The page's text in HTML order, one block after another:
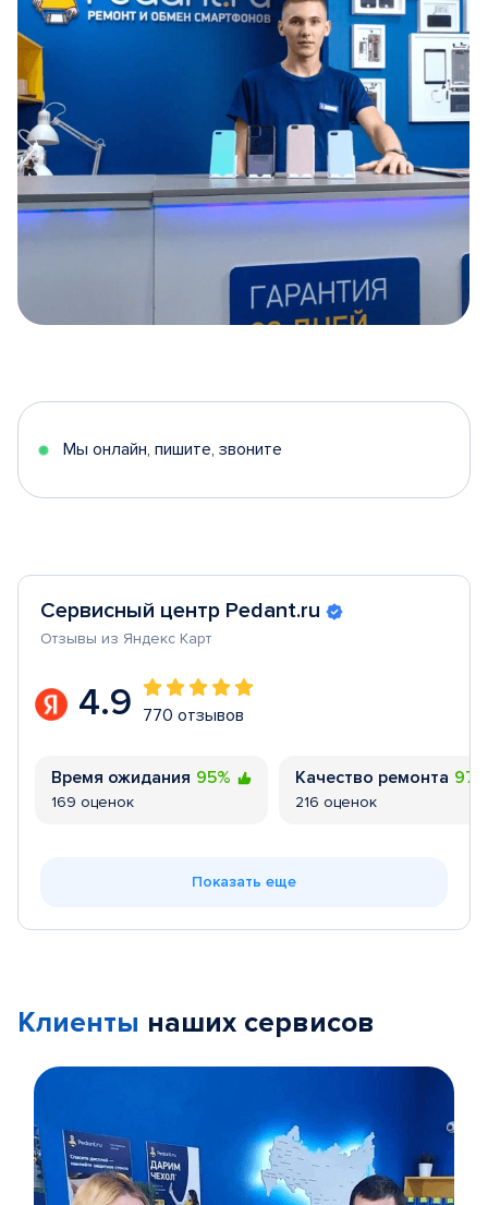
5
Мы онлайн, пишите, звоните
Сервисный центр Pedant.ru
Отзывы из Яндекс Карт
4.9 770 отзывов
Время ожидания 95%
169 оценок
Качество ремонта
216 оценок
Показать еще
Клиенты наших сервисов